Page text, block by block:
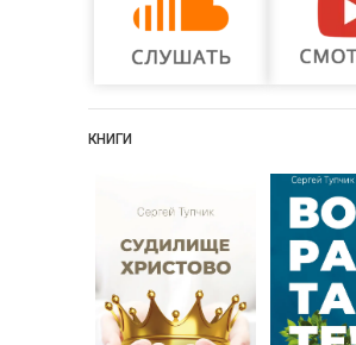
Информация
История-Свидетельство
Христа"
Книги
Музыка-Видео
Поэзия
КНИГИ